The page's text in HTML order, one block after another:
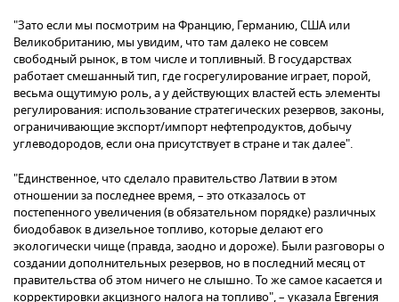
"Зато если мы посмотрим на Францию, Германию, США или
Великобританию, мы увидим, что там далеко не совсем
свободный рынок, в том числе и топливный. В государствах
работает смешанный тип, где госрегулирование играет, порой,
весьма ощутимую роль, а у действующих властей есть элементы
регулирования: использование стратегических резервов, законы,
ограничивающие экспорт/импорт нефтепродуктов, добычу
углеводородов, если она присутствует в стране и так далее".
"Единственное, что сделало правительство Латвии в этом
отношении за последнее время, – это отказалось от
постепенного увеличения (в обязательном порядке) различных
биодобавок в дизельное топливо, которые делают его
экологически чище (правда, заодно и дороже). Были разговоры о
создании дополнительных резервов, но в последний месяц от
правительства об этом ничего не слышно. То же самое касается и
корректировки акцизного налога на топливо", – указала Евгения